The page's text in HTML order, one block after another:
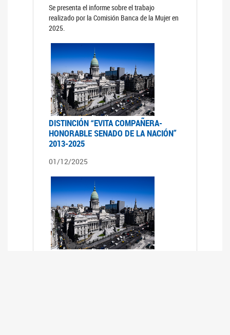
Se presenta el informe sobre el trabajo
realizado por la Comisión Banca de la Mujer en
2025.
DISTINCIÓN “EVITA COMPAÑERA-
HONORABLE SENADO DE LA NACIÓN”
2013-2025
01/12/2025